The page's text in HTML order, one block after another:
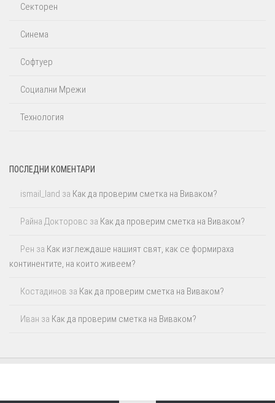
Секторен
Синема
Софтуер
Социални Мрежи
Технология
ПОСЛЕДНИ КОМЕНТАРИ
ismail_land за Как да проверим сметка на Виваком?
Райна Докторовс за Как да проверим сметка на Виваком?
Рен за Как изглеждаше нашият свят, как се формираха
континентите, на които живеем?
Костадинов за Как да проверим сметка на Виваком?
Иван за Как да проверим сметка на Виваком?